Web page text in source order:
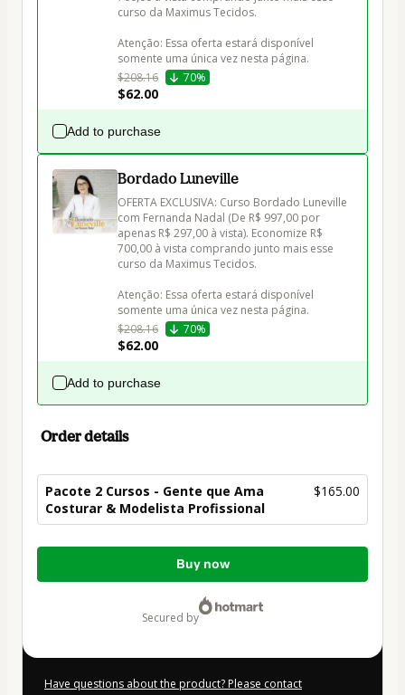
curso da Maximus Tecidos.
Atenção: Essa oferta estará disponível
$208.16
70%
$62.00
Add to purchase
Bordado Luneville
OFERTA EXCLUSIVA: Curso Bordado Luneville
com Fernanda Nadal (De R$ 997,00 por
apenas R$ 297,00 à vista). Economize R$
700,00 à vista comprando junto mais esse
curso da Maximus Tecidos.
Atenção: Essa oferta estará disponível
$208.16
70%
$62.00
Add to purchase
Order details
Pacote 2 Cursos - Gente que Ama
Costurar & Modelista Profissional
$165.00
Total
Buy now
secured by
Have questions about the product? Please contact